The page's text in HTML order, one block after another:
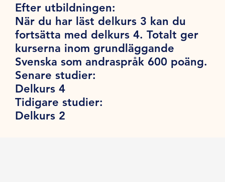
Efter utbildningen:
När du har läst delkurs 3 kan du
fortsätta med delkurs 4. Totalt ger
kurserna inom grundläggande
Svenska som andraspråk 600 poäng.
Senare studier:
Delkurs 4
Tidigare studier:
Delkurs 2